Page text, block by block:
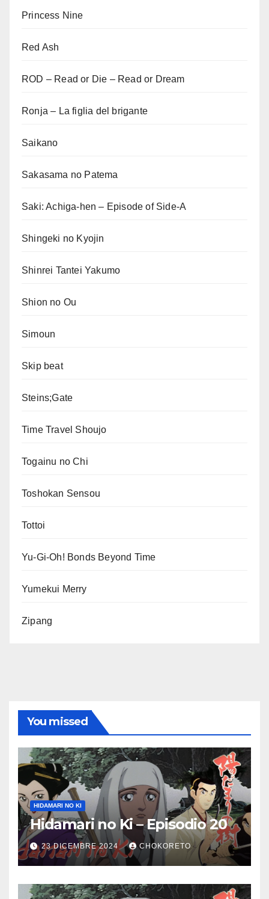
Princess Nine
Red Ash
ROD – Read or Die – Read or Dream
Ronja – La figlia del brigante
Saikano
Sakasama no Patema
Saki: Achiga-hen – Episode of Side-A
Shingeki no Kyojin
Shinrei Tantei Yakumo
Shion no Ou
Simoun
Skip beat
Steins;Gate
Time Travel Shoujo
Togainu no Chi
Toshokan Sensou
Tottoi
Yu-Gi-Oh! Bonds Beyond Time
Yumekui Merry
Zipang
You missed
HIDAMARI NO KI
Hidamari no Ki – Episodio 20
23 DICEMBRE 2024 CHOKORETO